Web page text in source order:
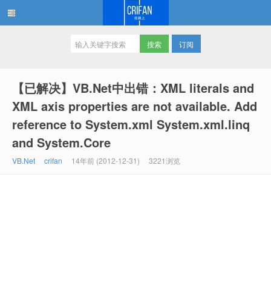
订阅
【已解决】VB.Net中出错：XML literals and
XML axis properties are not available. Add
reference to System.xml System.xml.linq
and System.Core
VB.Net crifan 14年前 (2012-12-31) 3221浏览